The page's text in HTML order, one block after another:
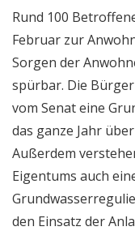
Rund 100
Februar zur
Sorgen der
spürbar. Die
vom Senat eine
das ganze Jahr
Außerdem
Eigentums auch
den Einsatz der